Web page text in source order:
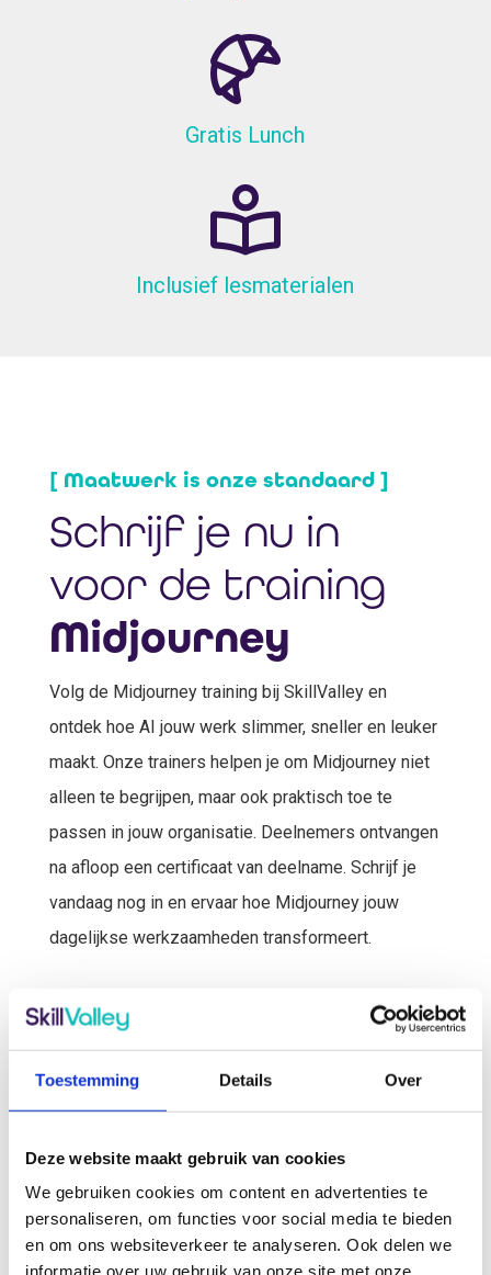
Toestemming Details Over
Deze website maakt gebruik van cookies
We gebruiken cookies om content en advertenties te
personaliseren, om functies voor social media te bieden
en om ons websiteverkeer te analyseren. Ook delen we
informatie over uw gebruik van onze site met onze
Gratis Lunch
Inclusief lesmaterialen
[ Maatwerk is onze standaard ]
Schrijf je nu in
voor de training
Midjourney
Volg de Midjourney training bij SkillValley en
ontdek hoe AI jouw werk slimmer, sneller en leuker
maakt. Onze trainers helpen je om Midjourney niet
alleen te begrijpen, maar ook praktisch toe te
passen in jouw organisatie. Deelnemers ontvangen
na afloop een certificaat van deelname. Schrijf je
vandaag nog in en ervaar hoe Midjourney jouw
dagelijkse werkzaamheden transformeert.
*
a
h
e
n
a
a
Training
Locatie*